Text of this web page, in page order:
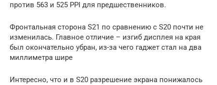
против 563 и 525 PPI для предшественников.
Фронтальная сторона S21 по сравнению с S20 почти не
изменилась. Главное отличие – изгиб дисплея на края
был окончательно убран, из-за чего гаджет стал на два
миллиметра шире
Интересно, что и в S20 разрешение экрана понижалось